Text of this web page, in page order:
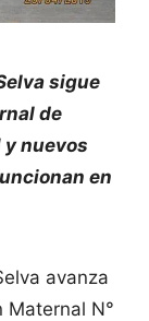
sigue
de
nuevos
en
avanza
Maternal N°